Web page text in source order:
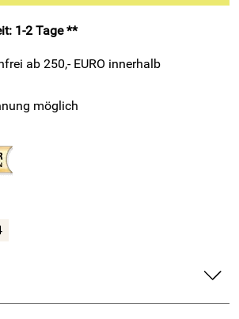
1-2 Tage **
ab 250,- EURO innerhalb
möglich
Schaumstoff/ 500 x 1.000 x 57